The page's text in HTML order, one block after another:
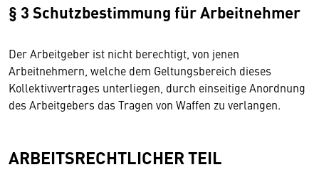
§ 3 Schutzbestimmung für Arbeitnehmer
Der Arbeitgeber ist nicht berechtigt, von jenen
Arbeitnehmern, welche dem Geltungsbereich dieses
Kollektivvertrages unterliegen, durch einseitige Anordnung
des Arbeitgebers das Tragen von Waffen zu verlangen.
ARBEITSRECHTLICHER TEIL